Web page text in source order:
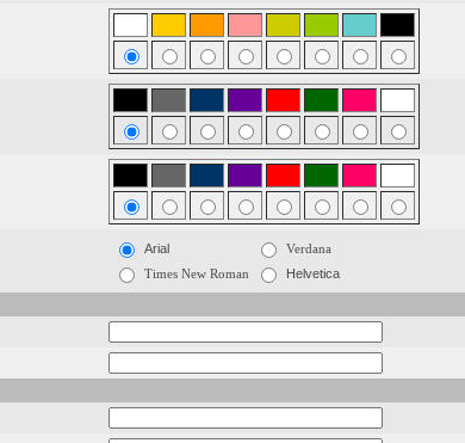
Arial
Verdana
Times New Roman
Helvetica